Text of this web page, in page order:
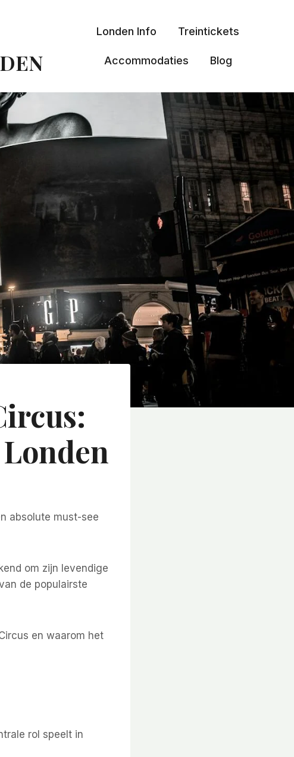
Londen Info Treintickets
Accommodaties Blog
absolute must-see
om zijn levendige
de populairste
en waarom het
rol speelt in